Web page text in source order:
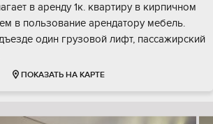
в аренду 1к. квартиру в кирпичном
в пользование арендатору мебель.
один грузовой лифт, пассажирский
ПОКАЗАТЬ НА КАРТЕ